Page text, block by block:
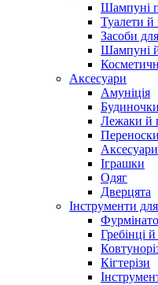
Шампуні
Туалети
Засоби
Шампуні
Аксесуари
Амуніція
Лежаки й
Іграшки
Одяг
Дверцята
Інструменти
Гребінці
Кігтерізи